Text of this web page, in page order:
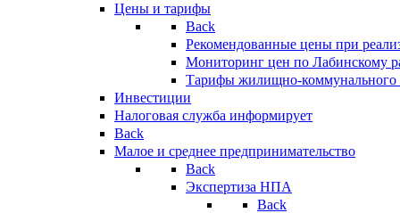
Цены и тарифы
Back
Рекомендованные цены при
Мониторинг цен по Лабинскому
Тарифы жилищно-коммунального
Инвестиции
Налоговая служба информирует
Back
Малое и среднее предпринимательство
Back
Экспертиза НПА
Back